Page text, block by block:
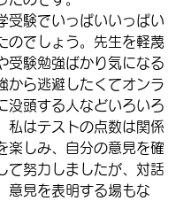
受験でいっぱいいっぱい
のでしょう。先生を軽蔑
受験勉強ばかり気になる
から逃避したくてオンラ
没頭する人などいろいろ
私はテストの点数は関係
楽しみ、自分の意見を確
て努力しましたが、対話
意見を表明する場もな